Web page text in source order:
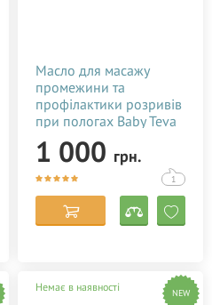
Масло для масажу
промежини та
профілактики розривів
при пологах Baby Teva
Peri Oil 100 мл
1 000 грн.
1
Немає в наявності NEW